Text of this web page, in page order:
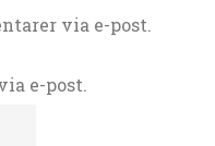
via e-post.
e-post.